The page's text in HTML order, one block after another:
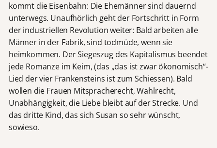
kommt die Eisenbahn: Die Ehemänner sind dauernd
unterwegs. Unaufhörlich geht der Fortschritt in Form
der industriellen Revolution weiter: Bald arbeiten alle
Männer in der Fabrik, sind todmüde, wenn sie
heimkommen. Der Siegeszug des Kapitalismus beendet
jede Romanze im Keim, (das „das ist zwar ökonomisch“-
Lied der vier Frankensteins ist zum Schiessen). Bald
wollen die Frauen Mitspracherecht, Wahlrecht,
Unabhängigkeit, die Liebe bleibt auf der Strecke. Und
das dritte Kind, das sich Susan so sehr wünscht,
sowieso.